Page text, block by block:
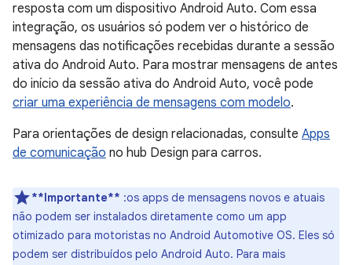
resposta com um dispositivo Android Auto. Com essa
integração, os usuários só podem ver o histórico de
mensagens das notificações recebidas durante a sessão
ativa do Android Auto. Para mostrar mensagens de antes
do início da sessão ativa do Android Auto, você pode
criar uma experiência de mensagens com modelo.
Para orientações de design relacionadas, consulte Apps
de comunicação no hub Design para carros.
**Importante** :os apps de mensagens novos e atuais
não podem ser instalados diretamente como um app
otimizado para motoristas no Android Automotive OS. Eles só
podem ser distribuídos pelo Android Auto. Para mais